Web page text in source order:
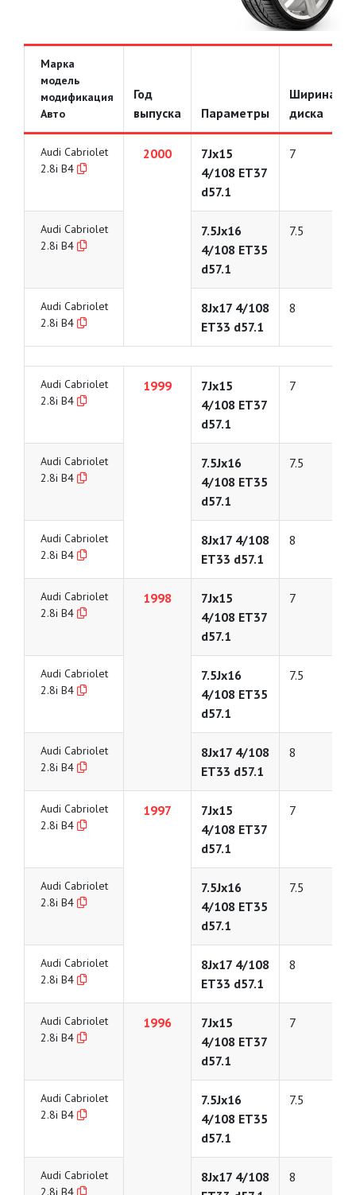
Марка
модель
модификация
Авто
Год
выпуска
Параметры
Ширина
диска
Audi Cabriolet
2.8i B4
2000
7Jx15
4/108 ET37
d57.1
7
Audi Cabriolet
2.8i B4
7.5Jx16
4/108 ET35
d57.1
7.5
Audi Cabriolet
2.8i B4
8Jx17 4/108
ET33 d57.1
8
Audi Cabriolet
2.8i B4
1999
7Jx15
4/108 ET37
d57.1
7
Audi Cabriolet
2.8i B4
7.5Jx16
4/108 ET35
d57.1
7.5
Audi Cabriolet
2.8i B4
8Jx17 4/108
ET33 d57.1
8
Audi Cabriolet
2.8i B4
1998
7Jx15
4/108 ET37
d57.1
7
Audi Cabriolet
2.8i B4
7.5Jx16
4/108 ET35
d57.1
7.5
Audi Cabriolet
2.8i B4
8Jx17 4/108
ET33 d57.1
8
Audi Cabriolet
2.8i B4
1997
7Jx15
4/108 ET37
d57.1
7
Audi Cabriolet
2.8i B4
7.5Jx16
4/108 ET35
d57.1
7.5
Audi Cabriolet
2.8i B4
8Jx17 4/108
ET33 d57.1
8
Audi Cabriolet
2.8i B4
1996
7Jx15
4/108 ET37
d57.1
7
Audi Cabriolet
2.8i B4
7.5Jx16
4/108 ET35
d57.1
7.5
Audi Cabriolet
2.8i B4
8Jx17 4/108
8